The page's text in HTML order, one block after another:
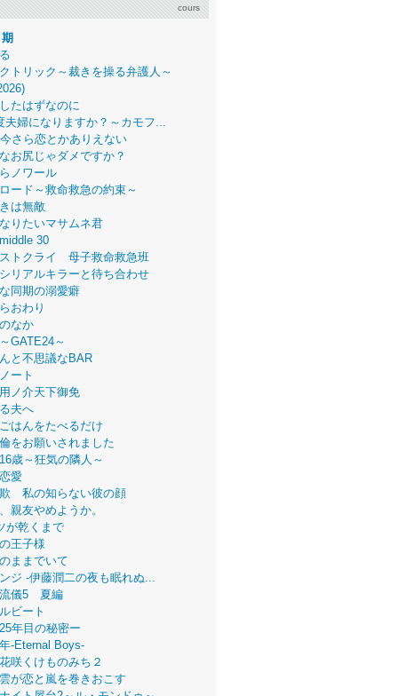
cours
トリック～裁きを操る弁護人～
たはずなのに
夫婦になりますか？～カモフ...
さら恋とかありえない
お尻じゃダメですか？
ノワール
ード～救命救急の約束～
は無敵
りたいマサムネ君
30
トクライ 母子救命救急班
リアルキラーと待ち合わせ
同期の溺愛癖
おわり
なか
GATE24～
と不思議なBAR
ート
ノ介天下御免
夫へ
はんをたべるだけ
をお願いされました
歳～狂気の隣人～
愛
私の知らない彼の顔
親友やめようか。
が乾くまで
王子様
ままでいて
ジ -伊藤潤二の夜も眠れぬ...
儀5 夏編
ビート
年目の秘密ー
-Eternal Boys-
咲くけものみち２
が恋と嵐を巻きおこす